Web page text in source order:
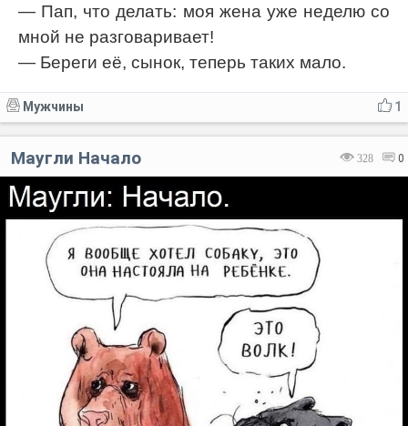
— Пап, что делать: моя жена уже неделю со
мной не разговаривает!
— Береги её, сынок, теперь таких мало.
1
Мужчины
328 0
Маугли Начало